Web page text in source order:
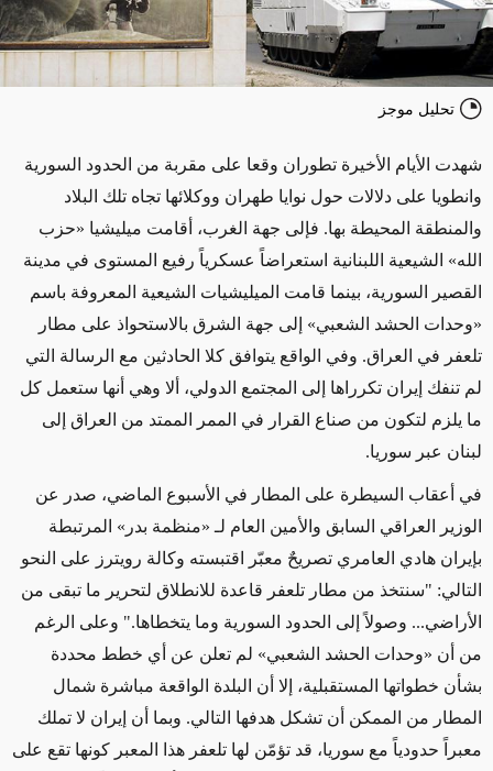
تحليل موجز
شهدت الأيام الأخيرة تطوران وقعا على مقربة من الحدود السورية
وانطويا على دلالات حول نوايا طهران ووكلائها تجاه تلك البلاد
والمنطقة المحيطة بها. فإلى جهة الغرب، أقامت ميليشيا «حزب
الله» الشيعية اللبنانية استعراضاً عسكرياً رفيع المستوى في مدينة
القصير السورية، بينما قامت الميليشيات الشيعية المعروفة باسم
«وحدات الحشد الشعبي» إلى جهة الشرق بالاستحواذ على مطار
تلعفر في العراق. وفي الواقع يتوافق كلا الحادثين مع الرسالة التي
لم تنفك إيران تكرراها إلى المجتمع الدولي، ألا وهي أنها ستعمل كل
ما يلزم لتكون من صناع القرار في الممر الممتد من العراق إلى
لبنان عبر سوريا.
في أعقاب السيطرة على المطار في الأسبوع الماضي، صدر عن
الوزير العراقي السابق والأمين العام لـ «منظمة بدر» المرتبطة
بإيران هادي العامري تصريحٌ معبّر اقتبسته وكالة رويترز على النحو
التالي: "سنتخذ من مطار تلعفر قاعدة للانطلاق لتحرير ما تبقى من
الأراضي... وصولاً إلى الحدود السورية وما يتخطاها." وعلى الرغم
من أن «وحدات الحشد الشعبي» لم تعلن عن أي خطط محددة
بشأن خطواتها المستقبلية، إلا أن البلدة الواقعة مباشرة شمال
المطار من الممكن أن تشكل هدفها التالي. وبما أن إيران لا تملك
معبراً حدودياً مع سوريا، قد تؤمّن لها تلعفر هذا المعبر كونها تقع على